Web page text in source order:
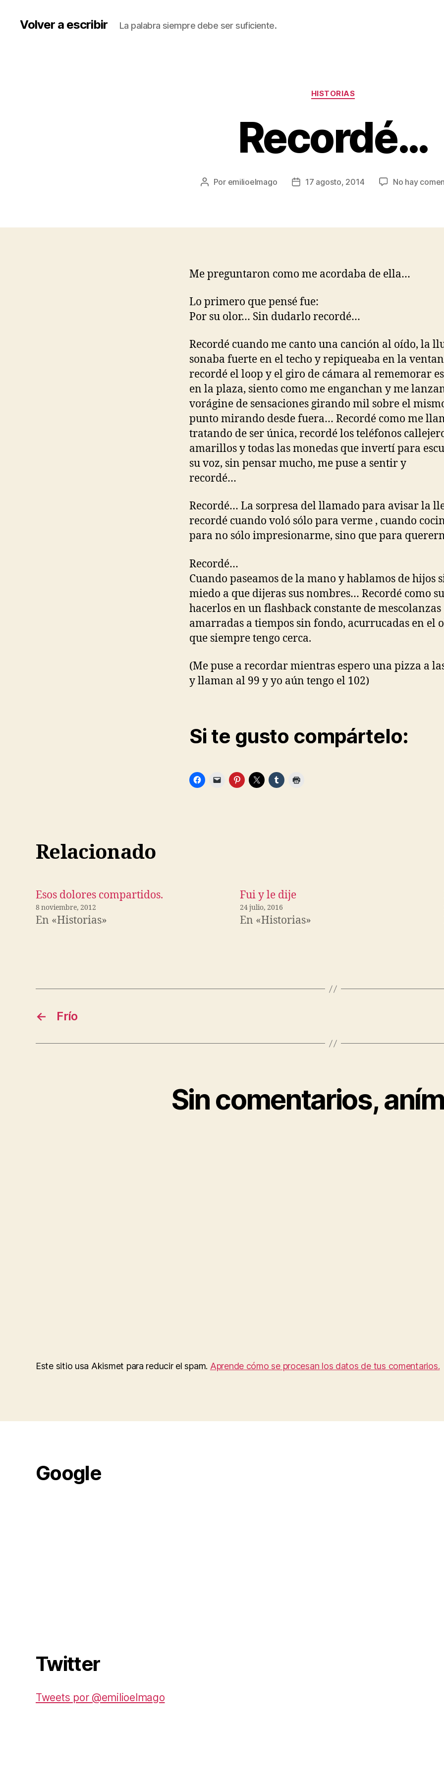
Volver a escribir La palabra siempre debe ser suficiente.
Categorías
HISTORIAS
Recordé…
Autor
Por emilioelmago
Fecha17 agosto, 2014 No hay
Me preguntaron como me acordaba de ella…
Lo primero que pensé fue:
Por su olor… Sin dudarlo recordé…
Recordé cuando me canto una canción al oído, la
sonaba fuerte en el techo y repiqueaba en la
recordé el loop y el giro de cámara al rememorar
en la plaza, siento como me enganchan y me
vorágine de sensaciones girando mil sobre el
punto mirando desde fuera… Recordé como me
tratando de ser única, recordé los teléfonos
amarillos y todas las monedas que invertí para
su voz, sin pensar mucho, me puse a sentir y
recordé…
Recordé… La sorpresa del llamado para avisar la
recordé cuando voló sólo para verme , cuando
para no sólo impresionarme, sino que para
Recordé…
Cuando paseamos de la mano y hablamos de hijos
miedo a que dijeras sus nombres… Recordé como
hacerlos en un flashback constante de mescolanzas
amarradas a tiempos sin fondo, acurrucadas en el
que siempre tengo cerca.
(Me puse a recordar mientras espero una pizza a
y llaman al 99 y yo aún tengo el 102)
Si te gusto compártelo:
Relacionado
Esos dolores compartidos.
8 noviembre, 2012
En «Historias»
Fui y le dije
24 julio, 2016
En «Historias»
← Frío
Sin comentarios,
Este sitio usa Akismet para reducir el spam. Aprende cómo se procesan los datos de tus comentarios.
Google
Twitter
Tweets por @emilioelmago